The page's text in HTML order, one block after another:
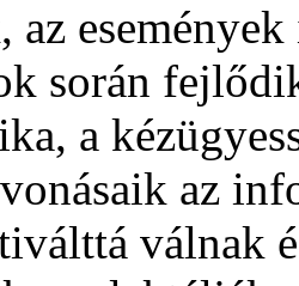
az
során
a
az
válnak